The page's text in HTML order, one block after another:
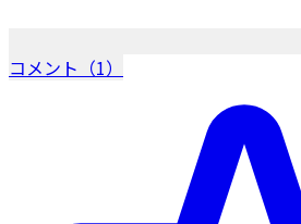
コメント（1）